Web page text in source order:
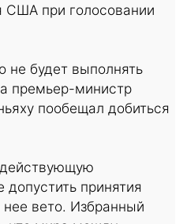
США при голосовании
не будет выполнять
премьер-министр
пообещал добиться
принятия
вето. Избранный